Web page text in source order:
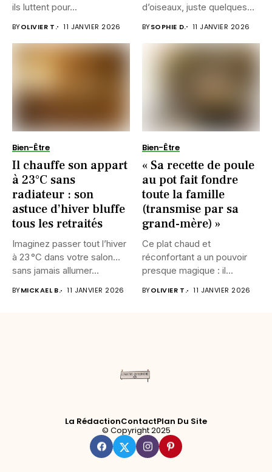
ils luttent pour...
BYOLIVIER T. 11 JANVIER 2026
d’oiseaux, juste quelques
BYSOPHIE D. 11 JANVIER 2026
Bien-Être
Il chauffe son appart
à 23°C sans
radiateur : son
astuce d’hiver bluffe
tous les retraités
Imaginez passer tout l’hiver
à 23 °C dans votre salon…
sans jamais allumer...
BYMICKAEL B. 11 JANVIER 2026
Bien-Être
« Sa recette de poule
au pot fait fondre
toute la famille
(transmise par sa
grand-mère) »
Ce plat chaud et
réconfortant a un pouvoir
presque magique : il...
BYOLIVIER T. 11 JANVIER 2026
La RédactionContactPlan Du Site
© Copyright 2025